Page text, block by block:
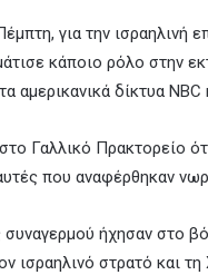
για την ισραηλινή
κάποιο ρόλο στην
αμερικανικά δίκτυα NBC
Γαλλικό Πρακτορείο
που αναφέρθηκαν
ήχησαν στο
ισραηλινό στρατό και